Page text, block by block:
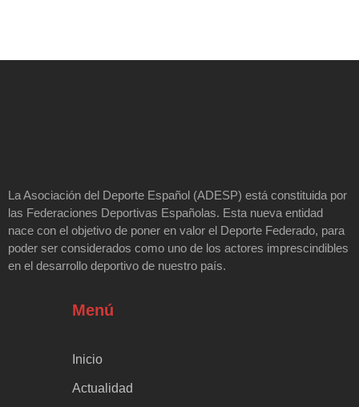
La Asociación del Deporte Español (ADESP) está constituida por
las Federaciones Deportivas Españolas. Esta nueva entidad
nace con el objetivo de poner en valor el Deporte Federado, para
poder ser considerados como uno de los actores imprescindibles
en el desarrollo deportivo de nuestro país.
Menú
Inicio
Actualidad